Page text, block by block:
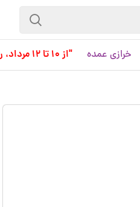
خرازی عمده "از 10 تا 12 مرداد، روز کاری به حساب نمی آید!"